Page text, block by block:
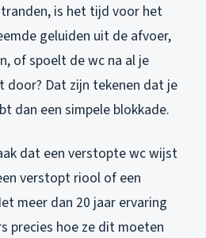
is het tijd voor het
geluiden uit de afvoer,
of spoelt de wc na al je
Dat zijn tekenen dat je
dan een simpele blokkade.
dat een verstopte wc wijst
verstopt riool of een
meer dan 20 jaar ervaring
precies hoe ze dit moeten